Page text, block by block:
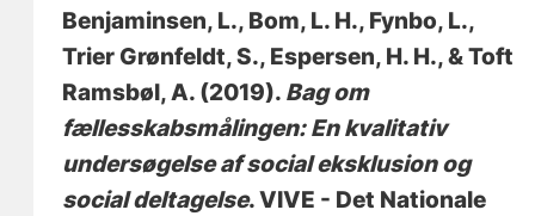
Benjaminsen, L., Bom, L. H., Fynbo, L.,
Trier Grønfeldt, S., Espersen, H. H., & Toft
Ramsbøl, A. (2019). Bag om
fællesskabsmålingen: En kvalitativ
undersøgelse af social eksklusion og
social deltagelse. VIVE - Det Nationale